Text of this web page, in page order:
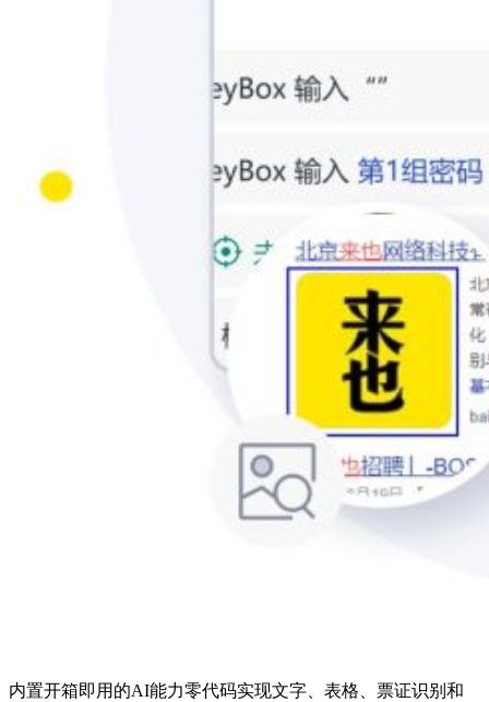
内置开箱即用的AI能力零代码实现文字、表格、票证识别和